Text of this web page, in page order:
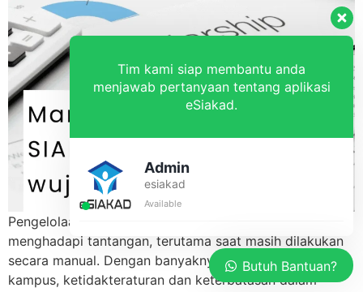
Pengelolaan data di lingkungan universitas sering
menghadapi tantangan, terutama saat masih dilakukan
secara manual. Dengan banyaknya data dan aktivitas di
kampus, ketidakteraturan dan keterbatasan dalam
Tim kami siap membantu anda
menjawab pertanyaan tentang aplikasi
eSiakad.
Admin
esiakad
Available
Butuh Bantuan?